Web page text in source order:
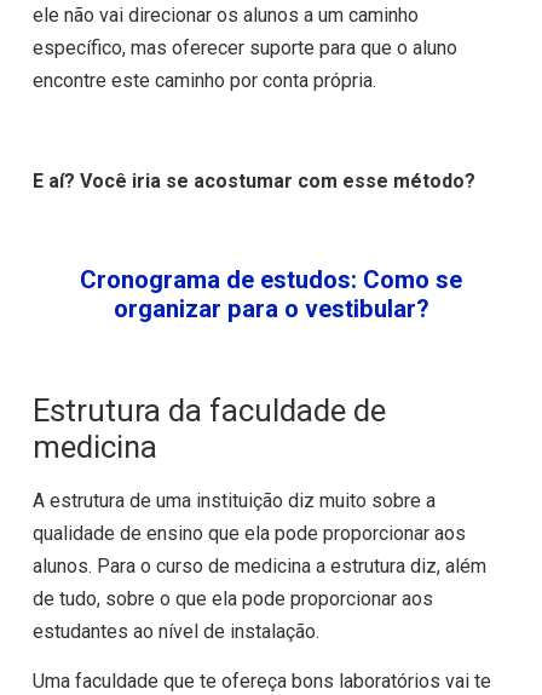
ele não vai direcionar os alunos a um caminho
específico, mas oferecer suporte para que o aluno
encontre este caminho por conta própria.
E aí? Você iria se acostumar com esse método?
Cronograma de estudos: Como se
organizar para o vestibular?
Estrutura da faculdade de
medicina
A estrutura de uma instituição diz muito sobre a
qualidade de ensino que ela pode proporcionar aos
alunos. Para o curso de medicina a estrutura diz, além
de tudo, sobre o que ela pode proporcionar aos
estudantes ao nível de instalação.
Uma faculdade que te ofereça bons laboratórios vai te